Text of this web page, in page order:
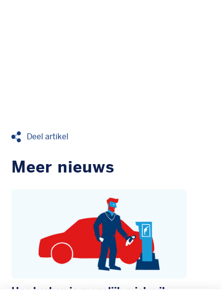
Deel artikel
Meer nieuws